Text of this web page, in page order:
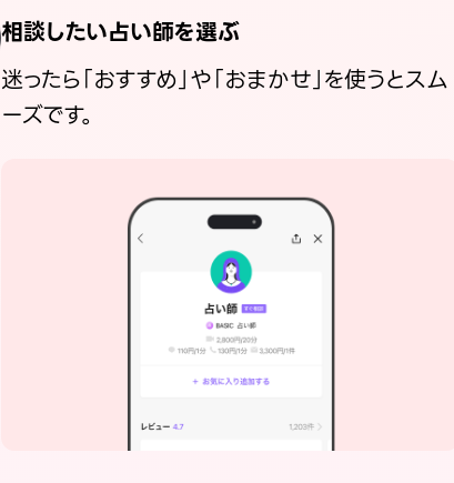
相談したい占い師を選ぶ
迷ったら「おすすめ」や「おまかせ」を使うとスム
ーズです。